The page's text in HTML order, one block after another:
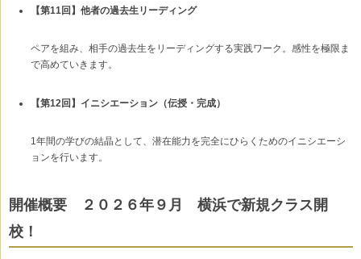
【第11回】他者の過去生リーディング
ペアを組み、相手の過去生をリーディングする実践ワーク。感性を極限ま
で高めていきます。
【第12回】イニシエーション（伝授・完成）
1年間の学びの結晶として、潜在能力を完全にひらくためのイニシエーシ
ョンを行います。
開催概要 ２０２６年９月 横浜で新規クラス開
校！